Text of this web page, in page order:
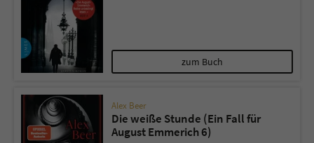
zum Buch
Alex Beer
Die weiße Stunde (Ein Fall für
August Emmerich 6)